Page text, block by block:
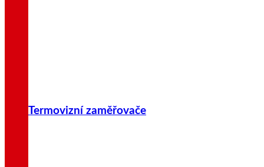
Termovizní zaměřovače